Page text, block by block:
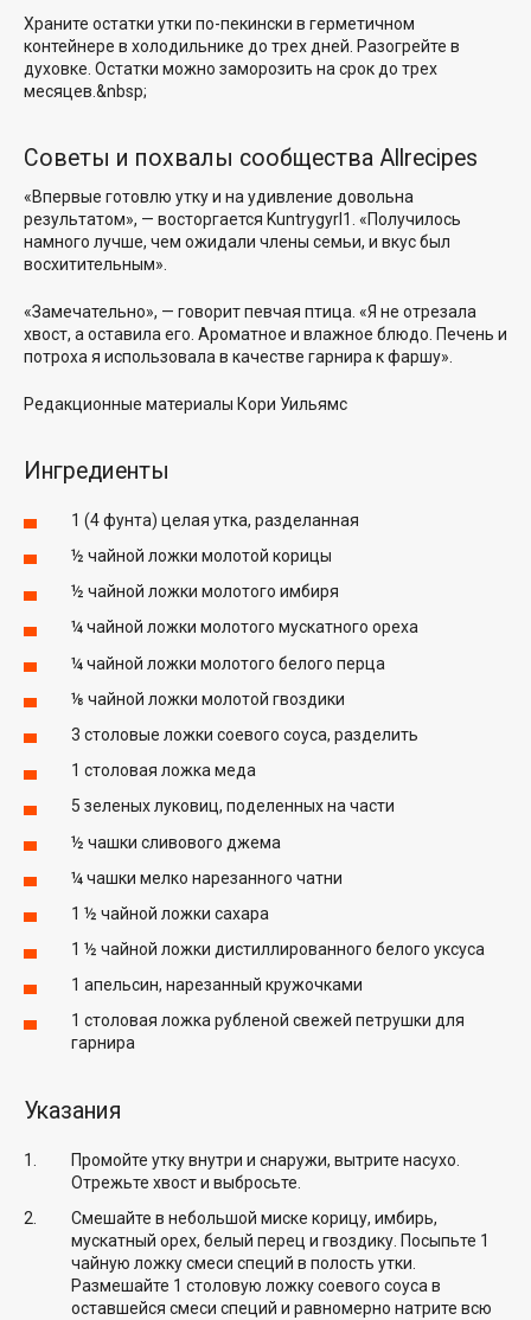
Храните остатки утки по-пекински в герметичном
контейнере в холодильнике до трех дней. Разогрейте в
духовке. Остатки можно заморозить на срок до трех
месяцев.&nbsp;
Советы и похвалы сообщества Allrecipes
«Впервые готовлю утку и на удивление довольна
результатом», — восторгается Kuntrygyrl1 . «Получилось
намного лучше, чем ожидали члены семьи, и вкус был
восхитительным».
«Замечательно», — говоритпевчая птица . «Я не отрезала
хвост, а оставила его. Ароматное и влажное блюдо. Печень и
потроха я использовала в качестве гарнира к фаршу».
Редакционные материалы Кори Уильямс
Ингредиенты
1 (4 фунта) целая утка, разделанная
½ чайной ложки молотой корицы
½ чайной ложки молотого имбиря
¼ чайной ложки молотого мускатного ореха
¼ чайной ложки молотого белого перца
⅛ чайной ложки молотой гвоздики
3 столовые ложки соевого соуса, разделить
1 столовая ложка меда
5 зеленых луковиц, поделенных на части
½ чашки сливового джема
¼ чашки мелко нарезанного чатни
1 ½ чайной ложки сахара
1 ½ чайной ложки дистиллированного белого уксуса
1 апельсин, нарезанный кружочками
1 столовая ложка рубленой свежей петрушки для
гарнира
Указания
Промойте утку внутри и снаружи, вытрите насухо.
Отрежьте хвост и выбросьте.
Смешайте в небольшой миске корицу, имбирь,
мускатный орех, белый перец и гвоздику. Посыпьте 1
чайную ложку смеси специй в полость утки.
Размешайте 1 столовую ложку соевого соуса в
оставшейся смеси специй и равномерно натрите всю